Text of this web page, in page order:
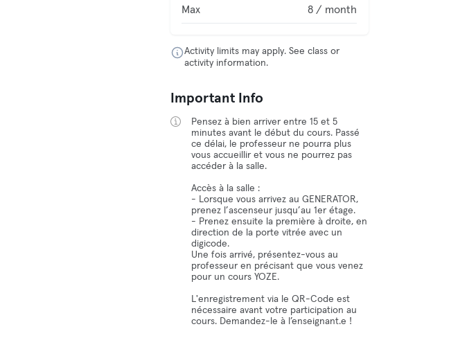
Max 8 / month
Activity limits may apply. See class or
activity information.
Important Info
Pensez à bien arriver entre 15 et 5
minutes avant le début du cours. Passé
ce délai, le professeur ne pourra plus
vous accueillir et vous ne pourrez pas
accéder à la salle.
Accès à la salle :
- Lorsque vous arrivez au GENERATOR,
prenez l’ascenseur jusqu’au 1er étage.
- Prenez ensuite la première à droite, en
direction de la porte vitrée avec un
digicode.
Une fois arrivé, présentez-vous au
professeur en précisant que vous venez
pour un cours YOZE.
L'enregistrement via le QR-Code est
nécessaire avant votre participation au
cours. Demandez-le à l’enseignant.e !